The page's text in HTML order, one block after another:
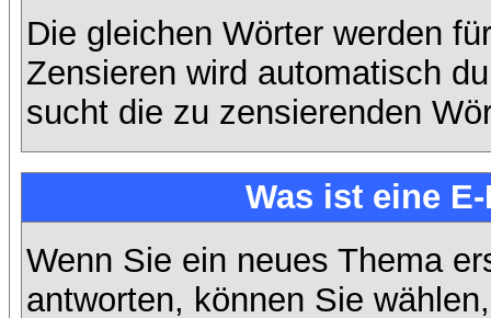
Die gleichen Wörter werden
Zensieren wird automatisch
sucht die zu zensierenden
Was ist eine
Wenn Sie ein neues Thema
antworten, können Sie